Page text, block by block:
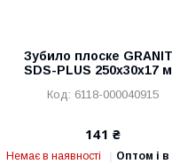
Зубило плоске
SDS-PLUS 250х30х17
6118-000040915
141 ₴
Немає в наявності Оптом і в